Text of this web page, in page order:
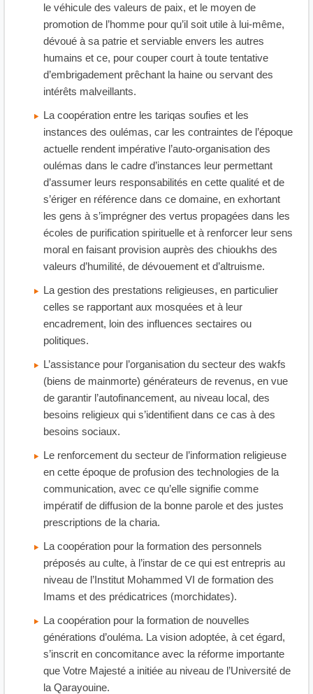
le véhicule des valeurs de paix, et le moyen de
promotion de l’homme pour qu’il soit utile à lui-même,
dévoué à sa patrie et serviable envers les autres
humains et ce, pour couper court à toute tentative
d’embrigadement prêchant la haine ou servant des
intérêts malveillants.
La coopération entre les tariqas soufies et les
instances des oulémas, car les contraintes de l’époque
actuelle rendent impérative l’auto-organisation des
oulémas dans le cadre d’instances leur permettant
d’assumer leurs responsabilités en cette qualité et de
s’ériger en référence dans ce domaine, en exhortant
les gens à s’imprégner des vertus propagées dans les
écoles de purification spirituelle et à renforcer leur sens
moral en faisant provision auprès des chioukhs des
valeurs d’humilité, de dévouement et d’altruisme.
La gestion des prestations religieuses, en particulier
celles se rapportant aux mosquées et à leur
encadrement, loin des influences sectaires ou
politiques.
L’assistance pour l’organisation du secteur des wakfs
(biens de mainmorte) générateurs de revenus, en vue
de garantir l’autofinancement, au niveau local, des
besoins religieux qui s’identifient dans ce cas à des
besoins sociaux.
Le renforcement du secteur de l’information religieuse
en cette époque de profusion des technologies de la
communication, avec ce qu’elle signifie comme
impératif de diffusion de la bonne parole et des justes
prescriptions de la charia.
La coopération pour la formation des personnels
préposés au culte, à l’instar de ce qui est entrepris au
niveau de l’Institut Mohammed VI de formation des
Imams et des prédicatrices (morchidates).
La coopération pour la formation de nouvelles
générations d’ouléma. La vision adoptée, à cet égard,
s’inscrit en concomitance avec la réforme importante
que Votre Majesté a initiée au niveau de l’Université de
la Qarayouine.